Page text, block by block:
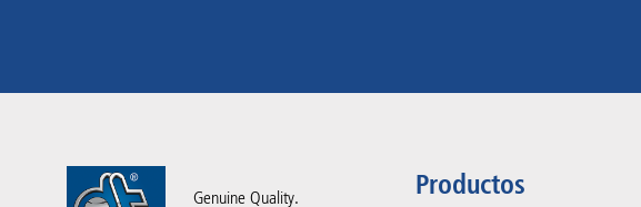
Genuine Quality. Productos